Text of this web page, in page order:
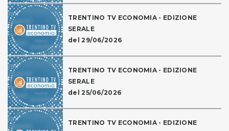
TRENTINO TV ECONOMIA - EDIZIONE
SERALE
del 29/06/2026
TRENTINO TV ECONOMIA - EDIZIONE
SERALE
del 25/06/2026
TRENTINO TV ECONOMIA - EDIZIONE